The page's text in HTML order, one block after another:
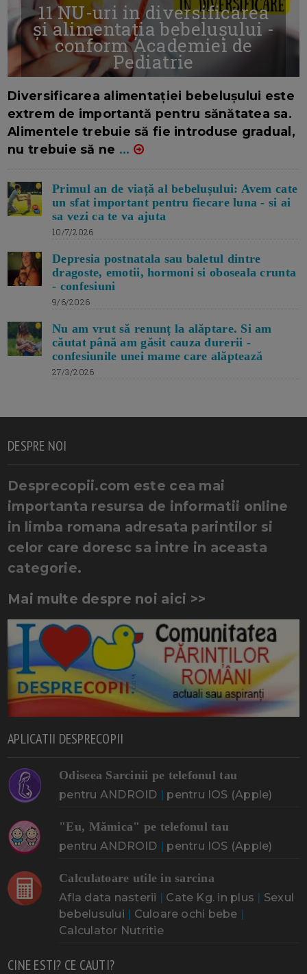
11 NU-uri in diversificarea
și alimentația bebelușului -
conform Academiei de
Pediatrie
Diversificarea alimentației bebelușului este
extrem de importantă pentru sănătatea sa.
Alimentele trebuie să fie introduse gradual,
nu trebuie să ne ...
Primul an de viață al bebelușului: Avem cate
un sfat important pentru fiecare luna - si ai
sa vezi ca te va ajuta
10/7/2026
Depresia postnatala sau baletul dintre
dragoste, emotii, hormoni si oboseala crunta
- confesiuni
9/6/2026
Nu am vrut să renunț la alăptare. Si am
căutat până am găsit cauza durerii -
confesiunile unei mame care alăptează
27/3/2026
DESPRE NOI
Desprecopii.com este cea mai
importanta resursa de informatii online
in limba romana adresata parintilor si
celor care doresc sa intre in aceasta
categorie.
Mai multe despre noi aici >>
APLICATII DESPRECOPII
Odiseea Sarcinii pe telefonul tau
pentru ANDROID | pentru IOS (Apple)
"Eu, Mămica" pe telefonul tau
pentru ANDROID | pentru IOS (Apple)
Calculatoare utile in sarcina
Afla data nasterii | Cate Kg. in plus | Sexul
bebelusului | Culoare ochi bebe |
Calculator Nutritie
CINE ESTI? CE CAUTI?